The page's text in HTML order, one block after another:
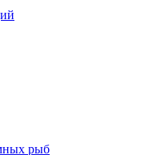
рыб